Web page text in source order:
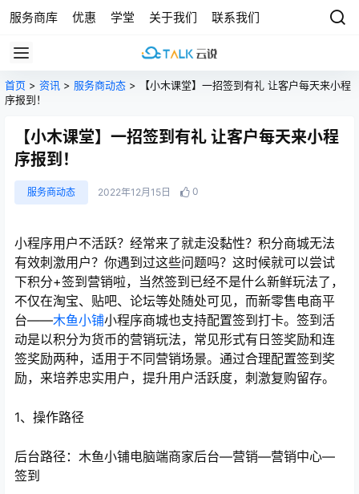
服务商库 优惠 学堂 关于我们 联系我们
首页 > 资讯 > 服务商动态 > 【小木课堂】一招签到有礼 让客户每天来小程
序报到！
【小木课堂】一招签到有礼 让客户每天来小程
序报到！
服务商动态 2022年12月15日 0
小程序用户不活跃？经常来了就走没黏性？积分商城无法
有效刺激用户？你遇到过这些问题吗？这时候就可以尝试
下积分+签到营销啦，当然签到已经不是什么新鲜玩法了，
不仅在淘宝、贴吧、论坛等处随处可见，而新零售电商平
台——木鱼小铺小程序商城也支持配置签到打卡。签到活
动是以积分为货币的营销玩法，常见形式有日签奖励和连
签奖励两种，适用于不同营销场景。通过合理配置签到奖
励，来培养忠实用户，提升用户活跃度，刺激复购留存。
1、操作路径
后台路径：木鱼小铺电脑端商家后台—营销—营销中心—
签到